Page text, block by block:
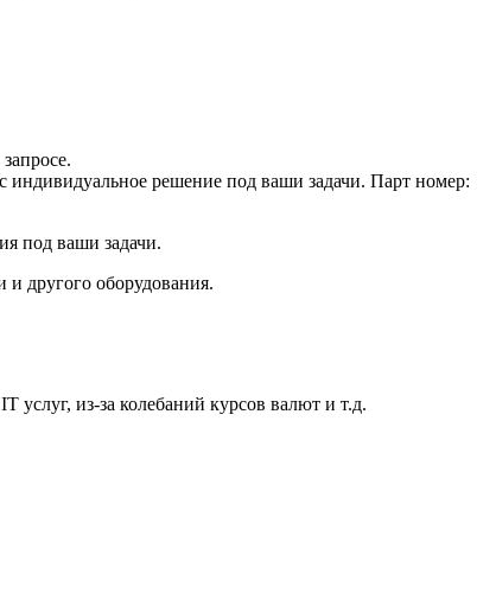
индивидуальное решение под ваши задачи. Парт номер:
под ваши задачи.
другого оборудования.
из-за колебаний курсов валют и т.д.